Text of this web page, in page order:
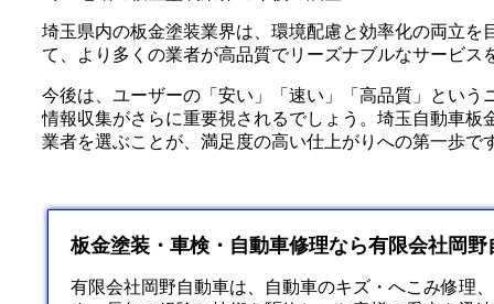
埼玉県内の板金塗装業界は、環境配慮と効率化の両立
て、より多くの業者が高品質でリーズナブルなサービス
今後は、ユーザーの「安い」「速い」「高品質」とい
情報収集がさらに重要視されるでしょう。埼玉自動車
業者を選ぶことが、満足度の高い仕上がりへの第一歩で
板金塗装・車検・自動車修理なら有限会社岡野
有限会社岡野自動車は、自動車のキズ・へこみ修理